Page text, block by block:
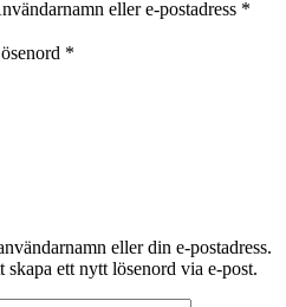
eller e-postadress *
*
eller din e-postadress.
ett nytt lösenord via e-post.